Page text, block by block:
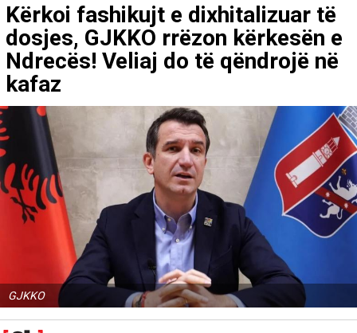
Kërkoi fashikujt e dixhitalizuar të
dosjes, GJKKO rrëzon kërkesën e
Ndrecës! Veliaj do të qëndrojë në
kafaz
GJKKO